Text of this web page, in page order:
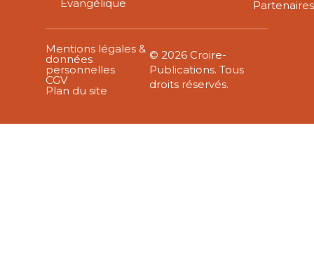
Évangélique Partenaires
Mentions légales &
données
personnelles
CGV
Plan du site
© 2026 Croire-
Publications. Tous
droits réservés.